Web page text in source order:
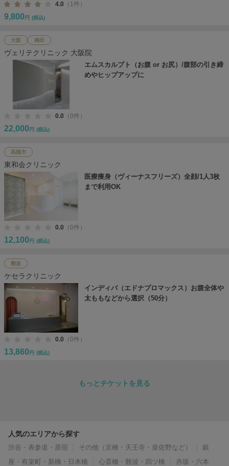
4.0 （1件）
9,800 円 (税込)
大阪 梅田
ヴェリテクリニック 大阪院
エムスカルプト（お腹 or お尻）/腹部の引き締
めやヒップアップに
0.0 （0件）
22,000 円 (税込)
高槻市
東和会クリニック
医療痩身（ヴィーナスフリーズ）全顔/1人3枚
まで利用OK
0.0 （0件）
12,100 円 (税込)
難波
ケセラクリニック
インディバ（エドナプロマックス）お腹全体や
太ももなどから選択（50分）
0.0 （0件）
13,860 円 (税込)
もっとチケットを見る
人気のエリアから探す
渋谷・表参道・原宿 その他（京橋・天王寺・泉佐野など）
銀
座・有楽町・新橋・日本橋
心斎橋・難波・四ツ橋
赤坂・六本